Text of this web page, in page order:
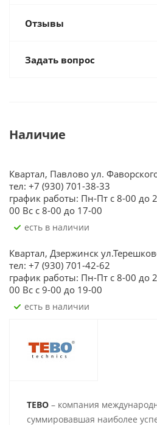
Отзывы
Задать вопрос
Наличие
Квартал, Павлово ул.
тел: +7 (930) 701-38-33
график работы: Пн-Пт с 8-00 до
00 Вс с 8-00 до 17-00
Есть в наличии
Квартал, Дзержинск
тел: +7 (930) 701-42-62
график работы: Пн-Пт с 8-00 до
00 Вс с 9-00 до 19-00
Есть в наличии
TEBO – компания
суммировавшая наиболее